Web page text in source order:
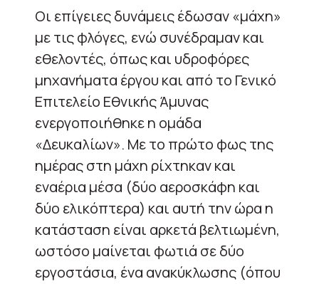
Οι επίγειες δυνάμεις έδωσαν «μάχη»
με τις φλόγες, ενώ συνέδραμαν και
εθελοντές, όπως και υδροφόρες
μηχανήματα έργου και από το Γενικό
Επιτελείο Εθνικής Άμυνας
ενεργοποιήθηκε η ομάδα
«Δευκαλίων». Με το πρώτο φως της
ημέρας στη μάχη ρίχτηκαν και
εναέρια μέσα (δύο αεροσκάφη και
δύο ελικόπτερα) και αυτή την ώρα η
κατάσταση είναι αρκετά βελτιωμένη,
ωστόσο μαίνεται φωτιά σε δύο
εργοστάσια, ένα ανακύκλωσης (όπου